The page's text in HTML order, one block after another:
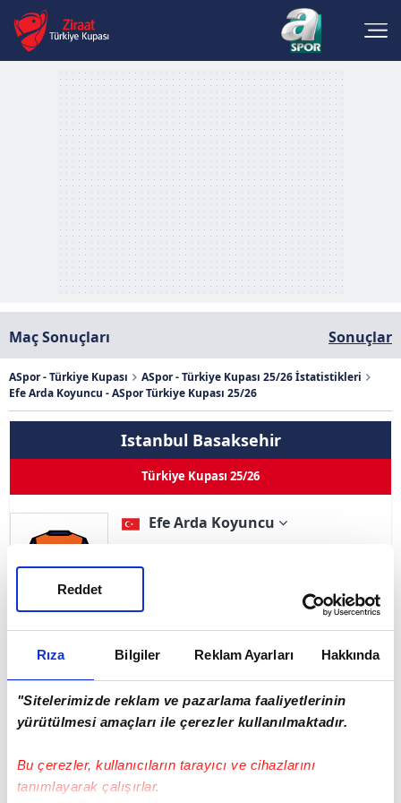
Rıza Bilgiler Reklam Ayarları Hakkında
"Sitelerimizde reklam ve pazarlama faaliyetlerinin
yürütülmesi amaçları ile çerezler kullanılmaktadır.
Bu çerezler, kullanıcıların tarayıcı ve cihazlarını
tanımlayarak çalışırlar.
Reddet
Maç Sonuçları Sonuçlar
ASpor - Türkiye Kupası
ASpor - Türkiye Kupası 25/26 İstatistikleri
Efe Arda Koyuncu - ASpor Türkiye Kupası 25/26
Istanbul Basaksehir
Türkiye Kupası 25/26
41
Efe Arda Koyuncu
Kullandığı Ayak
Goller Asistler Oynama
0
İlk 11
Sarı Kart 0 Çift Kart 0 Kırmızı Kart 0
Adı Soyadı Efe Arda Koyuncu
Doğum Tarihi 08.07.2005
Ülke Türkiye